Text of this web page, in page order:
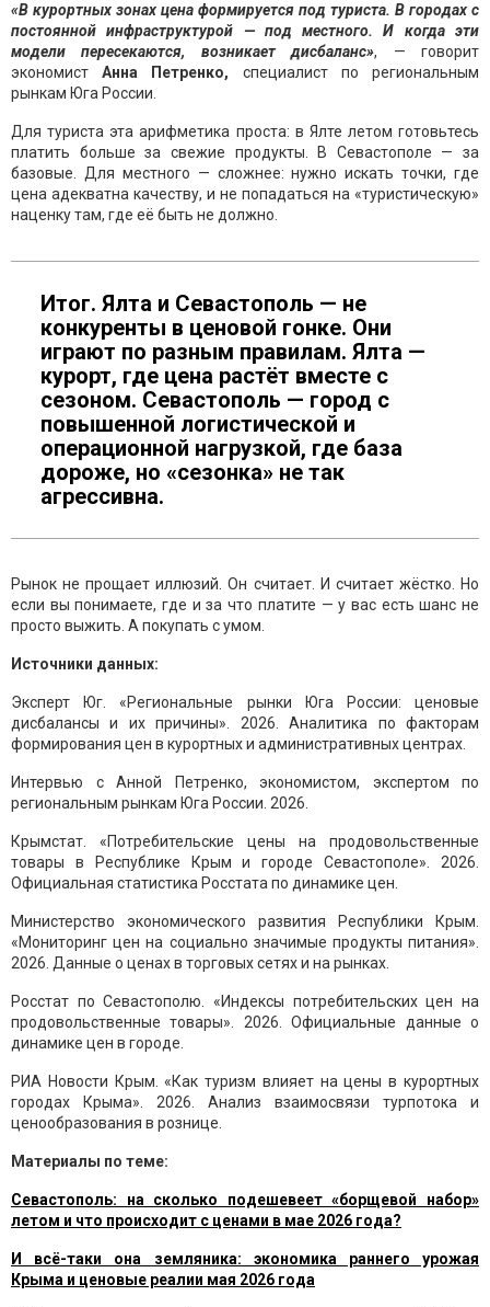
«В курортных зонах цена формируется под туриста. В городах с
постоянной инфраструктурой — под местного. И когда эти
модели пересекаются, возникает дисбаланс», — говорит
экономистАнна Петренко, специалист по региональным
рынкам Юга России.
Для туриста эта арифметика проста: в Ялте летом готовьтесь
платить больше за свежие продукты. В Севастополе — за
базовые. Для местного — сложнее: нужно искать точки, где
цена адекватна качеству, и не попадаться на «туристическую»
наценку там, где её быть не должно.
Итог. Ялта и Севастополь — не
конкуренты в ценовой гонке. Они
играют по разным правилам. Ялта —
курорт, где цена растёт вместе с
сезоном. Севастополь — город с
повышенной логистической и
операционной нагрузкой, где база
дороже, но «сезонка» не так
агрессивна.
Рынок не прощает иллюзий. Он считает. И считает жёстко. Но
если вы понимаете, где и за что платите — у вас есть шанс не
просто выжить. А покупать с умом.
Источники данных:
Эксперт Юг. «Региональные рынки Юга России: ценовые
дисбалансы и их причины». 2026. Аналитика по факторам
формирования цен в курортных и административных центрах.
Интервью с Анной Петренко, экономистом, экспертом по
региональным рынкам Юга России. 2026.
Крымстат. «Потребительские цены на продовольственные
товары в Республике Крым и городе Севастополе». 2026.
Официальная статистика Росстата по динамике цен.
Министерство экономического развития Республики Крым.
«Мониторинг цен на социально значимые продукты питания».
2026. Данные о ценах в торговых сетях и на рынках.
Росстат по Севастополю. «Индексы потребительских цен на
продовольственные товары». 2026. Официальные данные о
динамике цен в городе.
РИА Новости Крым. «Как туризм влияет на цены в курортных
городах Крыма». 2026. Анализ взаимосвязи турпотока и
ценообразования в рознице.
Материалы по теме:
Севастополь: на сколько подешевеет «борщевой набор»
летом и что происходит с ценами в мае 2026 года?
И всё-таки она земляника: экономика раннего урожая
Крыма и ценовые реалии мая 2026 года